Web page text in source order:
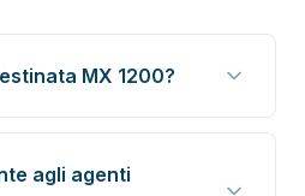
MX 1200?
agli agenti